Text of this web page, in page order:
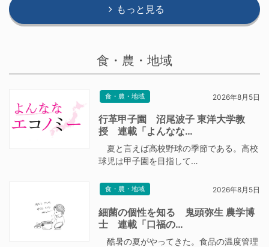
もっと見る
食・農・地域
食・農・地域 2026年8月5日
行革甲子園 沼尾波子 東洋大学教
授 連載「よんなな…
夏と言えば高校野球の季節である。高校
球児は甲子園を目指して…
食・農・地域 2026年8月5日
細菌の個性を知る 鬼頭弥生 農学博
士 連載「口福の…
酷暑の夏がやってきた。食品の温度管理